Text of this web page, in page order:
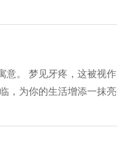
。 梦见牙疼，这被视
，为你的生活增添一抹